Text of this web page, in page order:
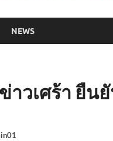
NEWS
วเศร้า ยืน